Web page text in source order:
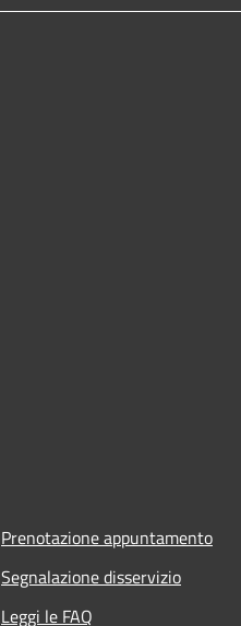
Prenotazione appuntamento
Segnalazione disservizio
Leggi le FAQ